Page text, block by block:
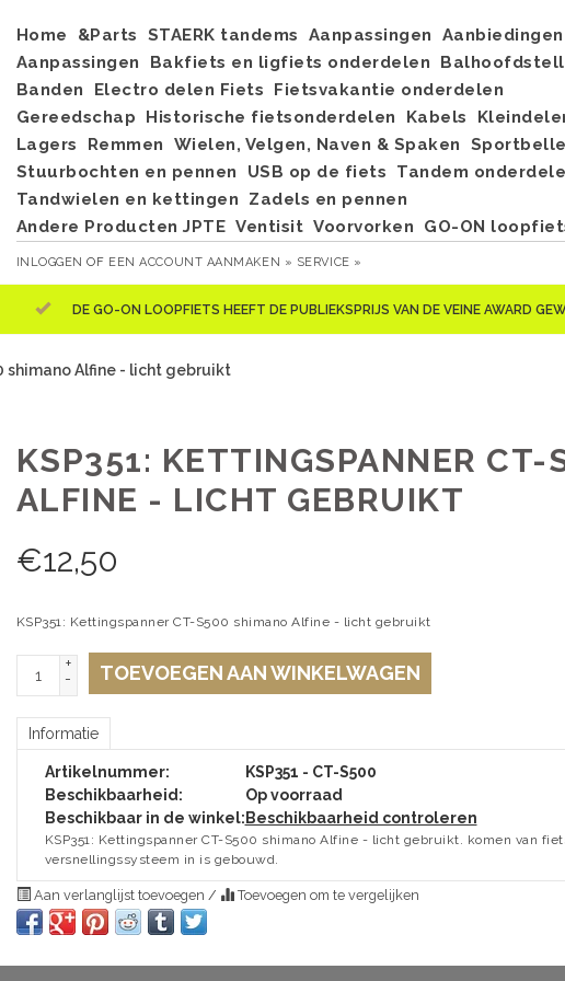
Home &Parts STAERK tandems Aanpassingen
Aanbiedingen
Aanpassingen
Bakfiets en ligfiets onderdelen
Banden
Electro delen Fiets
Fietsvakantie onderdelen
Gereedschap
Historische fietsonderdelen Kabels
Lagers
Remmen Wielen, Velgen, Naven & Spaken
Stuurbochten en pennen
USB op de fiets
Tandem
Tandwielen en kettingen
Zadels en pennen
Andere Producten JPTE Ventisit Voorvorken GO-ON
INLOGGEN OF EEN ACCOUNT AANMAKEN » SERVICE »
DE GO-ON LOOPFIETS HEEFT DE PUBLIEKSPRIJS VAN DE VEINE AWARD
shimano Alfine - licht gebruikt
KSP351: KETTINGSPANNER CT-
ALFINE - LICHT GEBRUIKT
€12,50
KSP351: Kettingspanner CT-S500 shimano Alfine - licht gebruikt
+
-
TOEVOEGEN AAN WINKELWAGEN
Informatie
Artikelnummer:
KSP351 - CT-S500
Beschikbaarheid:
Op voorraad
Beschikbaar in de winkel: Beschikbaarheid controleren
KSP351: Kettingspanner CT-S500 shimano Alfine - licht gebruikt. komen van
versnellingssysteem in is gebouwd.
Aan verlanglijst toevoegen / Toevoegen om te vergelijken